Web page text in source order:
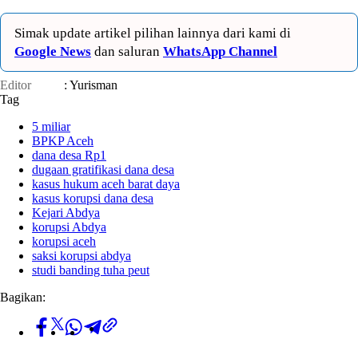
Simak update artikel pilihan lainnya dari kami di
Google News dan saluran WhatsApp Channel
Editor
: Yurisman
Tag
5 miliar
BPKP Aceh
dana desa Rp1
dugaan gratifikasi dana desa
kasus hukum aceh barat daya
kasus korupsi dana desa
Kejari Abdya
korupsi Abdya
korupsi aceh
saksi korupsi abdya
studi banding tuha peut
Bagikan: